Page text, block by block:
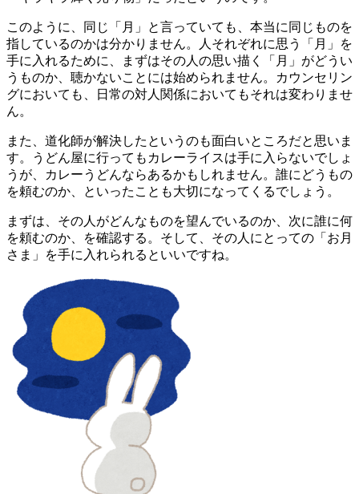
このように、同じ「月」と言っていても、本当に同じものを
指しているのかは分かりません。人それぞれに思う「月」を
手に入れるために、まずはその人の思い描く「月」がどうい
うものか、聴かないことには始められません。カウンセリン
グにおいても、日常の対人関係においてもそれは変わりませ
ん。
また、道化師が解決したというのも面白いところだと思いま
す。うどん屋に行ってもカレーライスは手に入らないでしょ
うが、カレーうどんならあるかもしれません。誰にどうもの
を頼むのか、といったことも大切になってくるでしょう。
まずは、その人がどんなものを望んでいるのか、次に誰に何
を頼むのか、を確認する。そして、その人にとっての「お月
さま」を手に入れられるといいですね。